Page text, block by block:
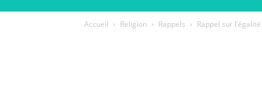
Accueil Religion Rappels Rappel sur l’égalité